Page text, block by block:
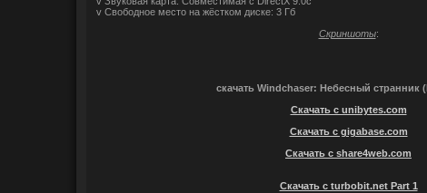
v Свободное место на жёстком диске: 3 Гб
Скриншоты:
скачать Windchaser: Небесный странник
Скачать с unibytes.com
Скачать с gigabase.com
Скачать с share4web.com
Скачать с turbobit.net Part 1